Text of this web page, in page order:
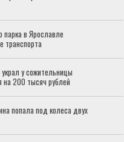
парка в Ярославле
транспорта
у сожительницы
на 200 тысяч рублей
попала под колеса двух